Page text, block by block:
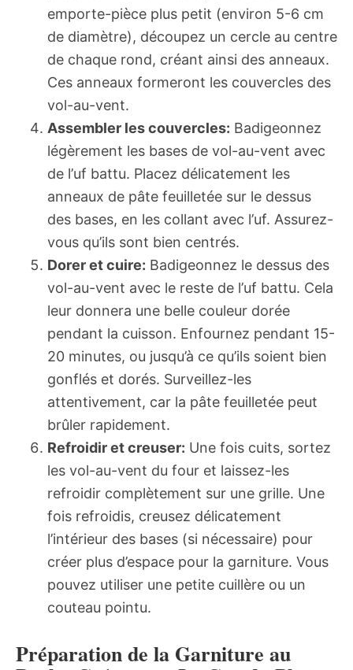
emporte-pièce plus petit (environ 5-6 cm
de diamètre), découpez un cercle au centre
de chaque rond, créant ainsi des anneaux.
Ces anneaux formeront les couvercles des
vol-au-vent.
Assembler les couvercles: Badigeonnez
légèrement les bases de vol-au-vent avec
de l’uf battu. Placez délicatement les
anneaux de pâte feuilletée sur le dessus
des bases, en les collant avec l’uf. Assurez-
vous qu’ils sont bien centrés.
Dorer et cuire: Badigeonnez le dessus des
vol-au-vent avec le reste de l’uf battu. Cela
leur donnera une belle couleur dorée
pendant la cuisson. Enfournez pendant 15-
20 minutes, ou jusqu’à ce qu’ils soient bien
gonflés et dorés. Surveillez-les
attentivement, car la pâte feuilletée peut
brûler rapidement.
Refroidir et creuser: Une fois cuits, sortez
les vol-au-vent du four et laissez-les
refroidir complètement sur une grille. Une
fois refroidis, creusez délicatement
l’intérieur des bases (si nécessaire) pour
créer plus d’espace pour la garniture. Vous
pouvez utiliser une petite cuillère ou un
couteau pointu.
Préparation de la Garniture au